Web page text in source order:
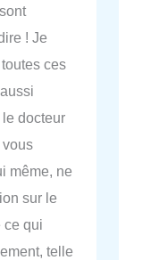
! Je
ces
docteur
vous
même, ne
sur le
ce qui
telle